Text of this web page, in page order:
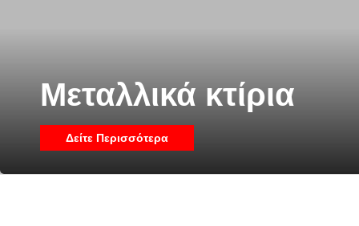
Μεταλλικά κτίρια
Δείτε Περισσότερα